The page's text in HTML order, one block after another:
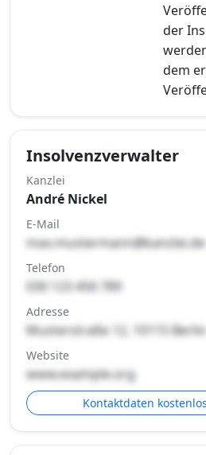
der
dem
Insolvenzverwalter
Kanzlei
André Nickel
E-Mail
max.mustermann@kanzlei.de
Telefon
030 123 456 789
Adresse
Musterstraße 12, 10115 Berlin
Website
www.example.org
Kontaktdaten